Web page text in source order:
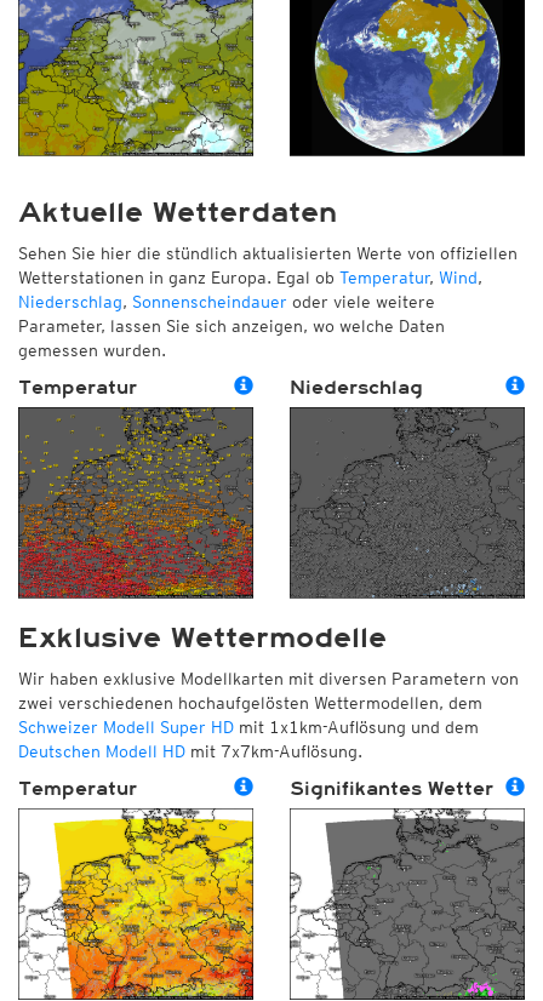
Aktuelle Wetterdaten
Sehen Sie hier die stündlich aktualisierten Werte von offiziellen
Wetterstationen in ganz Europa. Egal ob Temperatur, Wind,
Niederschlag, Sonnenscheindauer oder viele weitere
Parameter, lassen Sie sich anzeigen, wo welche Daten
gemessen wurden.
Temperatur Niederschlag
Exklusive Wettermodelle
Wir haben exklusive Modellkarten mit diversen Parametern von
zwei verschiedenen hochaufgelösten Wettermodellen, dem
Schweizer Modell Super HD mit 1x1km-Auflösung und dem
Deutschen Modell HD mit 7x7km-Auflösung.
Temperatur Signifikantes Wetter